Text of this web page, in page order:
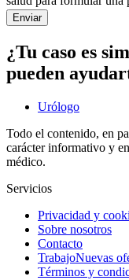
Enviar
¿Tu caso es
pueden
Urólogo
Todo el contenido, en
carácter informativo y
médico.
Servicios
Privacidad y
Sobre nosotros
Contacto
TrabajoNuevas
Términos y